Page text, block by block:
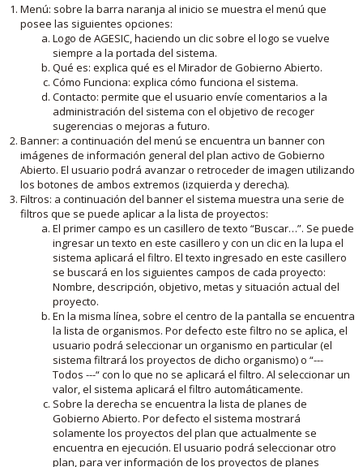
Menú: sobre la barra naranja al inicio se muestra el menú que
posee las siguientes opciones:
Logo de AGESIC, haciendo un clic sobre el logo se vuelve
siempre a la portada del sistema.
Qué es: explica qué es el Mirador de Gobierno Abierto.
Cómo Funciona: explica cómo funciona el sistema.
Contacto: permite que el usuario envíe comentarios a la
administración del sistema con el objetivo de recoger
sugerencias o mejoras a futuro.
Banner: a continuación del menú se encuentra un banner con
imágenes de información general del plan activo de Gobierno
Abierto. El usuario podrá avanzar o retroceder de imagen utilizando
los botones de ambos extremos (izquierda y derecha).
Filtros: a continuación del banner el sistema muestra una serie de
filtros que se puede aplicar a la lista de proyectos:
El primer campo es un casillero de texto “Buscar…”. Se puede
ingresar un texto en este casillero y con un clic en la lupa el
sistema aplicará el filtro. El texto ingresado en este casillero
se buscará en los siguientes campos de cada proyecto:
Nombre, descripción, objetivo, metas y situación actual del
proyecto.
En la misma línea, sobre el centro de la pantalla se encuentra
la lista de organismos. Por defecto este filtro no se aplica, el
usuario podrá seleccionar un organismo en particular (el
sistema filtrará los proyectos de dicho organismo) o “---
Todos ---“ con lo que no se aplicará el filtro. Al seleccionar un
valor, el sistema aplicará el filtro automáticamente.
Sobre la derecha se encuentra la lista de planes de
Gobierno Abierto. Por defecto el sistema mostrará
solamente los proyectos del plan que actualmente se
encuentra en ejecución. El usuario podrá seleccionar otro
plan, para ver información de los proyectos de planes